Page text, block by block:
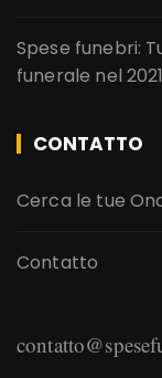
Spese funebri:
funerale nel 2021
CONTATTO
Cerca le tue
Contatto